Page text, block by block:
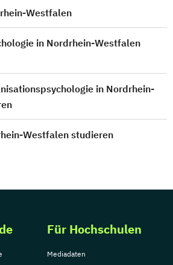
Westfalen
in Nordrhein-Westfalen
in Nordrhein-
Westfalen studieren
Für Hochschulen
Mediadaten